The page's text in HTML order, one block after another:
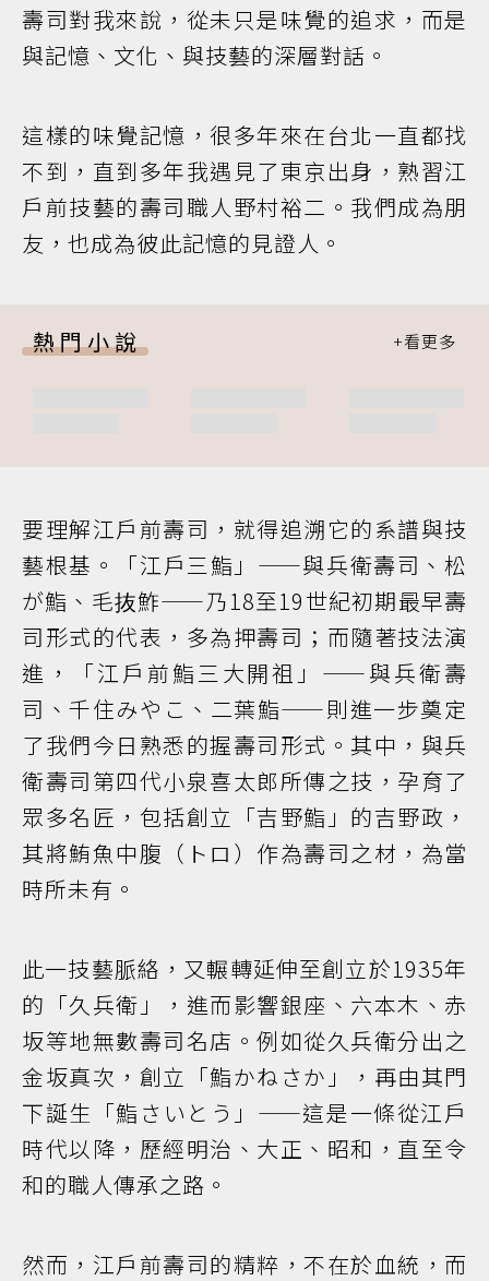
壽司對我來說，從未只是味覺的追求，而是
與記憶、文化、與技藝的深層對話。
這樣的味覺記憶，很多年來在台北一直都找
不到，直到多年我遇見了東京出身，熟習江
戶前技藝的壽司職人野村裕二。我們成為朋
友，也成為彼此記憶的見證人。
熱門小說
要理解江戶前壽司，就得追溯它的系譜與技
藝根基。「江戶三鮨」——與兵衛壽司、松
が鮨、毛抜鮓——乃18至19世紀初期最早壽
司形式的代表，多為押壽司；而隨著技法演
進，「江戶前鮨三大開祖」——與兵衛壽
司、千住みやこ、二葉鮨——則進一步奠定
了我們今日熟悉的握壽司形式。其中，與兵
衛壽司第四代小泉喜太郎所傳之技，孕育了
眾多名匠，包括創立「吉野鮨」的吉野政，
其將鮪魚中腹（トロ）作為壽司之材，為當
時所未有。
此一技藝脈絡，又輾轉延伸至創立於1935年
的「久兵衛」，進而影響銀座、六本木、赤
坂等地無數壽司名店。例如從久兵衛分出之
金坂真次，創立「鮨かねさか」，再由其門
下誕生「鮨さいとう」——這是一條從江戶
時代以降，歷經明治、大正、昭和，直至令
和的職人傳承之路。
然而，江戶前壽司的精粹，不在於血統，而